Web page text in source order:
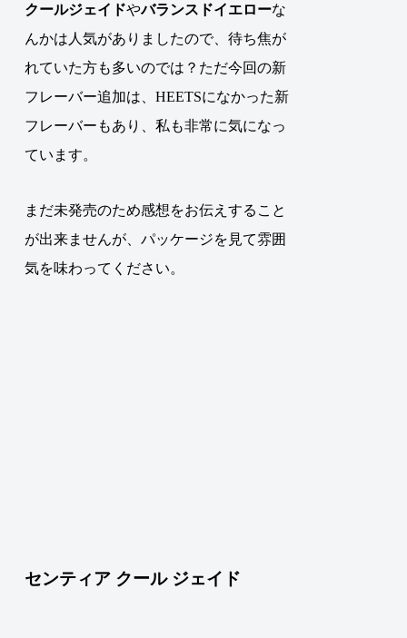
クールジェイドやバランスドイエローな
んかは人気がありましたので、待ち焦が
れていた方も多いのでは？ ただ今回の新
フレーバー追加は、HEETSになかった新
フレーバーもあり、私も非常に気になっ
ています。
まだ未発売のため感想をお伝えすること
が出来ませんが、パッケージを見て雰囲
気を味わってください。
センティア クール ジェイド